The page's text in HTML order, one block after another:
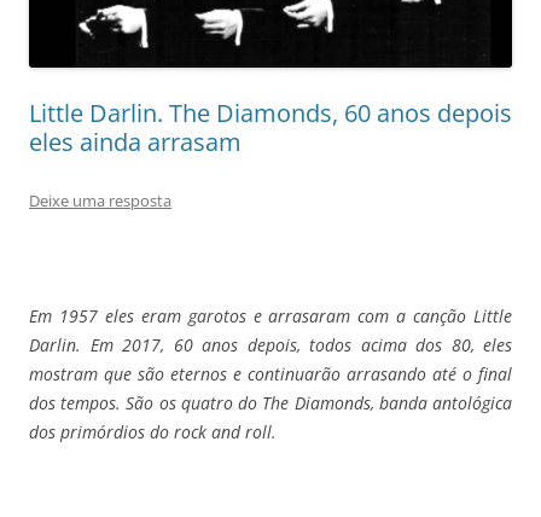
Little Darlin. The Diamonds, 60 anos depois
eles ainda arrasam
Deixe uma resposta
Em 1957 eles eram garotos e arrasaram com a canção Little
Darlin. Em 2017, 60 anos depois, todos acima dos 80, eles
mostram que são eternos e continuarão arrasando até o final
dos tempos. São os quatro do The Diamonds, banda antológica
dos primórdios do rock and roll.